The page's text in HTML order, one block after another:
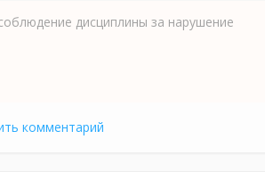
дисциплины за нарушение
комментарий